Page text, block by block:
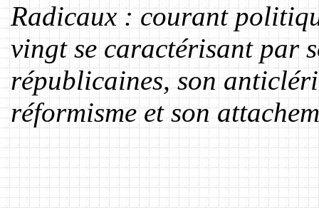
Radicaux : courant
vingt se caractérisant par
républicaines, son
réformisme et son